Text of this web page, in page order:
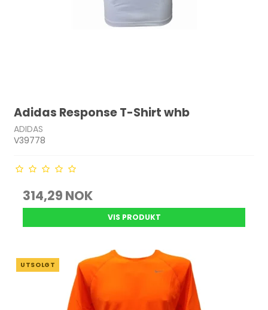
Adidas Response T-Shirt whb
ADIDAS
V39778
314,29 NOK
VIS PRODUKT
UTSOLGT